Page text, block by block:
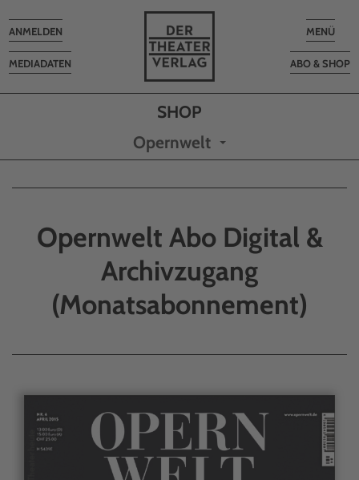
Toggle
MENÜ
ABO & SHOP
MEDIADATEN
Toggle
navigation
ANMELDEN
Opernwelt
Opernwelt Abo Digital &
Archivzugang
(Monatsabonnement)